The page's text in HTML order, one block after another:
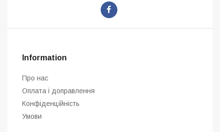
Information
Про нас
Оплата і доправлення
Конфіденційність
Умови